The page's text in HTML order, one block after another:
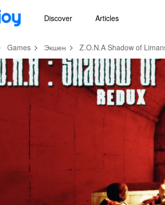
Discover Articles
Games Экшен Z.O.N.A Shadow of